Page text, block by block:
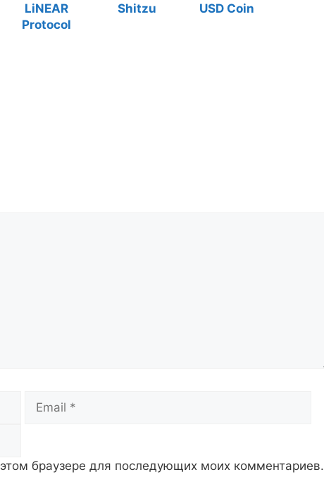
LiNEAR
Protocol
Shitzu USD Coin
Email
браузере для последующих моих комментариев.